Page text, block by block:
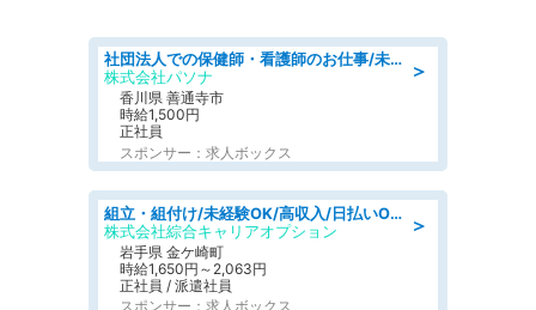
＞
社団法人での保健師・看護師のお仕事/未経験OK/要資格:普通免許、保健師、正看護師
株式会社パソナ
香川県 善通寺市
時給1,500円
正社員
スポンサー：求人ボックス
＞
組立・組付け/未経験OK/高収入/日払いOK/交替制/20・30・40代活躍中
株式会社綜合キャリアオプション
岩手県 金ケ崎町
時給1,650円～2,063円
正社員 / 派遣社員
スポンサー：求人ボックス